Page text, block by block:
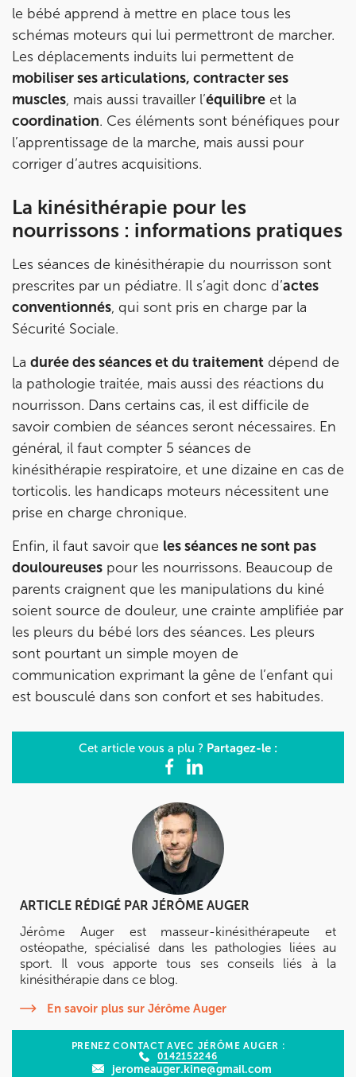
le bébé apprend à mettre en place tous les
schémas moteurs qui lui permettront de marcher.
Les déplacements induits lui permettent de
mobiliser ses articulations, contracter ses
muscles, mais aussi travailler l’équilibre et la
coordination. Ces éléments sont bénéfiques pour
l’apprentissage de la marche, mais aussi pour
corriger d’autres acquisitions.
La kinésithérapie pour les
nourrissons : informations pratiques
Les séances de kinésithérapie du nourrisson sont
prescrites par un pédiatre. Il s’agit donc d’actes
conventionnés, qui sont pris en charge par la
Sécurité Sociale.
La durée des séances et du traitement dépend de
la pathologie traitée, mais aussi des réactions du
nourrisson. Dans certains cas, il est difficile de
savoir combien de séances seront nécessaires. En
général, il faut compter 5 séances de
kinésithérapie respiratoire, et une dizaine en cas de
torticolis. les handicaps moteurs nécessitent une
prise en charge chronique.
Enfin, il faut savoir que les séances ne sont pas
douloureuses pour les nourrissons. Beaucoup de
parents craignent que les manipulations du kiné
soient source de douleur, une crainte amplifiée par
les pleurs du bébé lors des séances. Les pleurs
sont pourtant un simple moyen de
communication exprimant la gêne de l’enfant qui
est bousculé dans son confort et ses habitudes.
Cet article vous a plu ? Partagez-le :
ARTICLE RÉDIGÉ PAR JÉRÔME AUGER
Jérôme Auger est masseur-kinésithérapeute et
ostéopathe, spécialisé dans les pathologies liées au
sport. Il vous apporte tous ses conseils liés à la
kinésithérapie dans ce blog.
En savoir plus sur Jérôme Auger
PRENEZ CONTACT AVEC JÉRÔME AUGER :
0142152246
jeromeauger.kine@gmail.com